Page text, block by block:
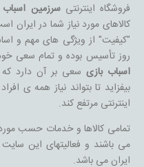
فروشگاه اینترنتیسرزمین اسباب
کالاهای مورد نیاز شما در
"کیفیت" از ویژگی های مهم و
روز تأسیس بوده و تمام سعی
اسباب بازیسعی بر آن دارد که
بیفزاید تا بتواند نیاز همه ی
اینترنتی مرتفع کند.
تمامی کالاها و خدمات حسب
می باشند و فعالیتهای این
ایران می باشد.